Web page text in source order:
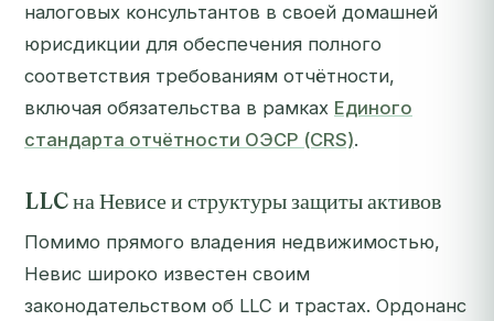
налоговых консультантов в своей домашней
юрисдикции для обеспечения полного
соответствия требованиям отчётности,
включая обязательства в рамках Единого
стандарта отчётности ОЭСР (CRS).
LLC на Невисе и структуры защиты активов
Помимо прямого владения недвижимостью,
Невис широко известен своим
законодательством об LLC и трастах. Ордонанс